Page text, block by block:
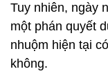
Tuy nhiên, ngày
một phán quyết
nhuộm hiện tại
không.